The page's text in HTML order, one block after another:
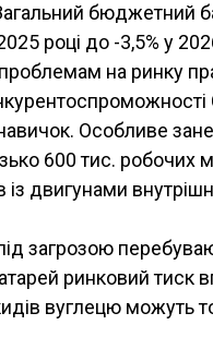
бюджетний
році до -3,5% у
на ринку
Особливе
600 тис. робочих
із двигунами
загрозою
ринковий тиск
вуглецю можуть